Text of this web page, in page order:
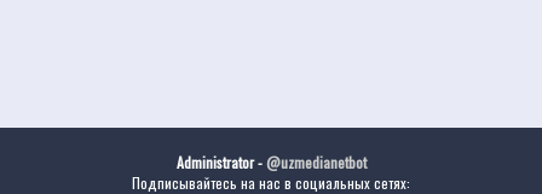
Administrator -@uzmedianetbot
Подписывайтесь на нас в социальных сетях: